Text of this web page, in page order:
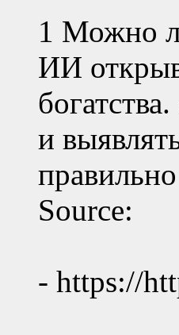
1 Можно
ИИ
и
Source:
- https://